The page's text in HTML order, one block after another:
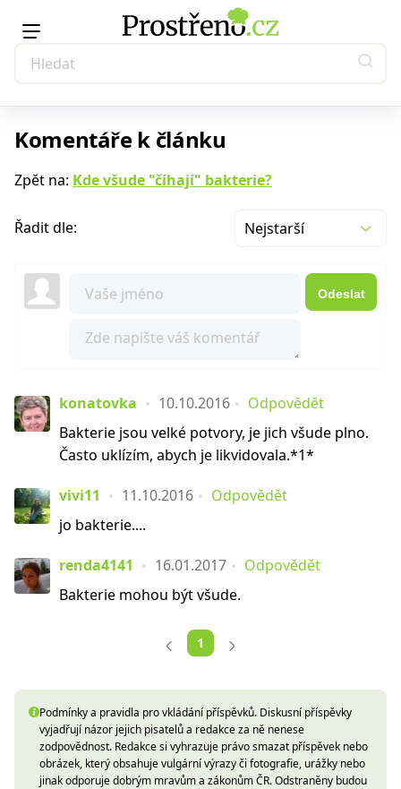
Komentáře k článku
Zpět na: Kde všude "číhají" bakterie?
Řadit dle: Nejstarší
Odeslat
konatovka 10.10.2016
Odpovědět
Bakterie jsou velké potvory, je jich všude plno.
Často uklízím, abych je likvidovala.*1*
vivi11 11.10.2016
Odpovědět
jo bakterie....
renda4141 16.01.2017
Odpovědět
Bakterie mohou být všude.
1
Podmínky a pravidla pro vkládání příspěvků. Diskusní příspěvky
vyjadřují názor jejich pisatelů a redakce za ně nenese
zodpovědnost. Redakce si vyhrazuje právo smazat příspěvek nebo
obrázek, který obsahuje vulgární výrazy či fotografie, urážky nebo
jinak odporuje dobrým mravům a zákonům ČR. Odstraněny budou